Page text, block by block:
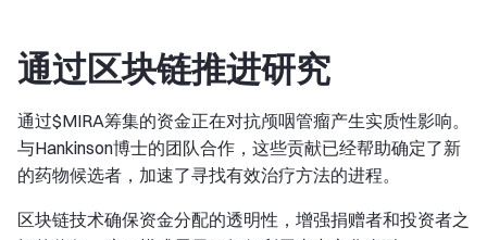
通过区块链推进研究
通过$MIRA筹集的资金正在对抗颅咽管瘤产生实质性影响。
与Hankinson博士的团队合作，这些贡献已经帮助确定了新
的药物候选者，加速了寻找有效治疗方法的进程。
区块链技术确保资金分配的透明性，增强捐赠者和投资者之